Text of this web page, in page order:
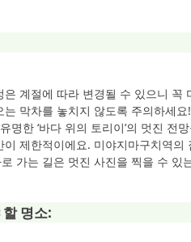
은 계절에 따라 변경될 수 있으니 꼭
는 막차를 놓치지 않도록 주의하세
명한 ‘바다 위의 토리이’의 멋진 전
이 제한적이에요. 미야지마구치역
가는 길은 멋진 사진을 찍을 수 있
명소: